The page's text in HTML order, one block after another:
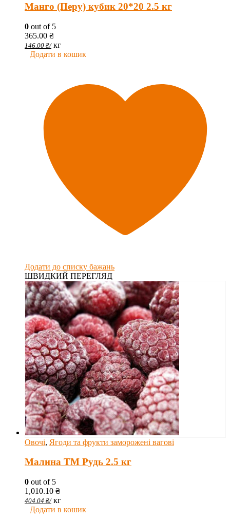
Манго (Перу) кубик 20*20 2.5 кг
0 out of 5
365.00 ₴
146.00 ₴/ кг
Додати в кошик
Додати до списку бажань
ШВИДКИЙ ПЕРЕГЛЯД
Овочі, Ягоди та фрукти заморожені вагові
Малина ТМ Рудь 2.5 кг
0 out of 5
1,010.10 ₴
404.04 ₴/ кг
Додати в кошик